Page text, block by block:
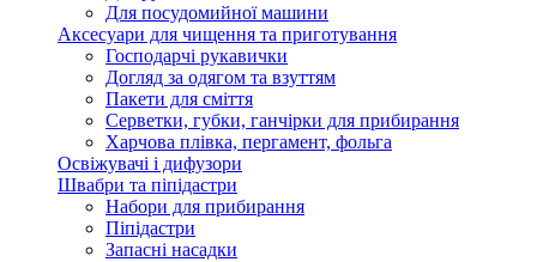
Для посудомийної машини
Аксесуари для чищення та приготування
Господарчі рукавички
Догляд за одягом та взуттям
Пакети для сміття
Серветки, губки, ганчірки для прибирання
Харчова плівка, пергамент, фольга
Освіжувачі і дифузори
Швабри та піпідастри
Набори для прибирання
Піпідастри
Запасні насадки